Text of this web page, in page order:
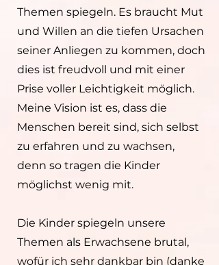
Themen spiegeln. Es braucht Mut
und Willen an die tiefen Ursachen
seiner Anliegen zu kommen, doch
dies ist freudvoll und mit einer
Prise voller Leichtigkeit möglich.
Meine Vision ist es, dass die
Menschen bereit sind, sich selbst
zu erfahren und zu wachsen,
denn so tragen die Kinder
möglichst wenig mit.
Die Kinder spiegeln unsere
Themen als Erwachsene brutal,
wofür ich sehr dankbar bin (danke